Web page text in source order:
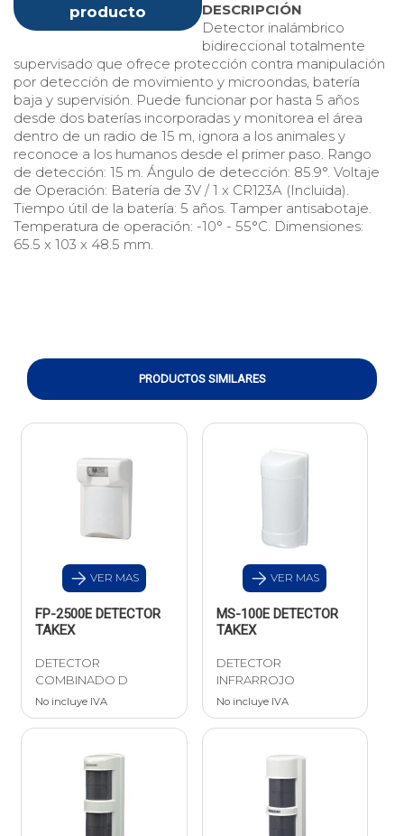
producto
DESCRIPCIÓN
Detector inalámbrico
bidireccional totalmente
supervisado que ofrece protección contra manipulación
por detección de movimiento y microondas, batería
baja y supervisión. Puede funcionar por hasta 5 años
desde dos baterías incorporadas y monitorea el área
dentro de un radio de 15 m, ignora a los animales y
reconoce a los humanos desde el primer paso. Rango
de detección: 15 m. Ángulo de detección: 85.9°. Voltaje
de Operación: Batería de 3V / 1 x CR123A (Incluida).
Tiempo útil de la batería: 5 años. Tamper antisabotaje.
Temperatura de operación: -10° - 55°C. Dimensiones:
65.5 x 103 x 48.5 mm.
PRODUCTOS SIMILARES
VER MAS
FP-2500E DETECTOR
TAKEX
DETECTOR
COMBINADO D
No incluye IVA
VER MAS
MS-100E DETECTOR
TAKEX
DETECTOR
INFRARROJO
No incluye IVA